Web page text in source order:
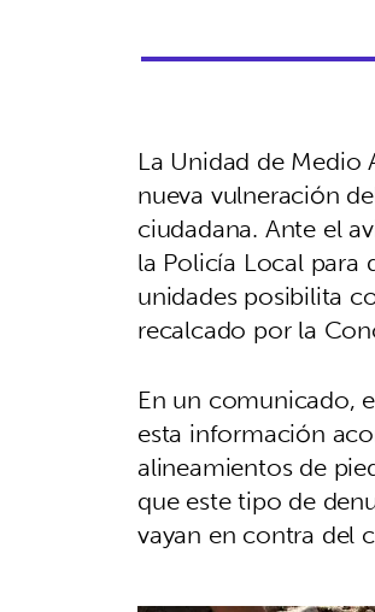
La Unidad de Medio
nueva vulneración
ciudadana. Ante el
la Policía Local para
unidades posibilita
recalcado por la
En un comunicado,
esta información
alineamientos de
que este tipo de
vayan en contra del